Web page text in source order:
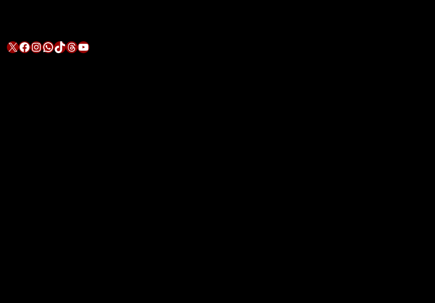
X Facebook InstagramWhatsApp TikTok Threads YouTube